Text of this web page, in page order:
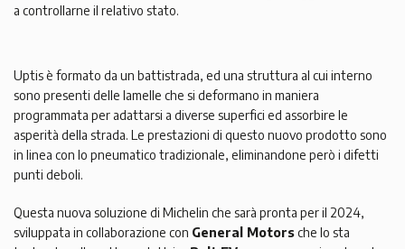
a controllarne il relativo stato.
Uptis è formato da un battistrada, ed una struttura al cui interno
sono presenti delle lamelle che si deformano in maniera
programmata per adattarsi a diverse superfici ed assorbire le
asperità della strada. Le prestazioni di questo nuovo prodotto sono
in linea con lo pneumatico tradizionale, eliminandone però i difetti
punti deboli.
Questa nuova soluzione di Michelin che sarà pronta per il 2024,
sviluppata in collaborazione con General Motorsche lo sta